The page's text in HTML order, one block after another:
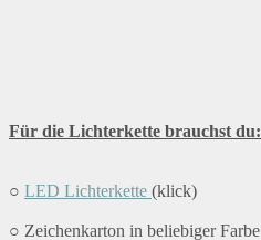
Für die Lichterkette brauchst du:
○ LED Lichterkette (klick)
○ Zeichenkarton in beliebiger Farbe